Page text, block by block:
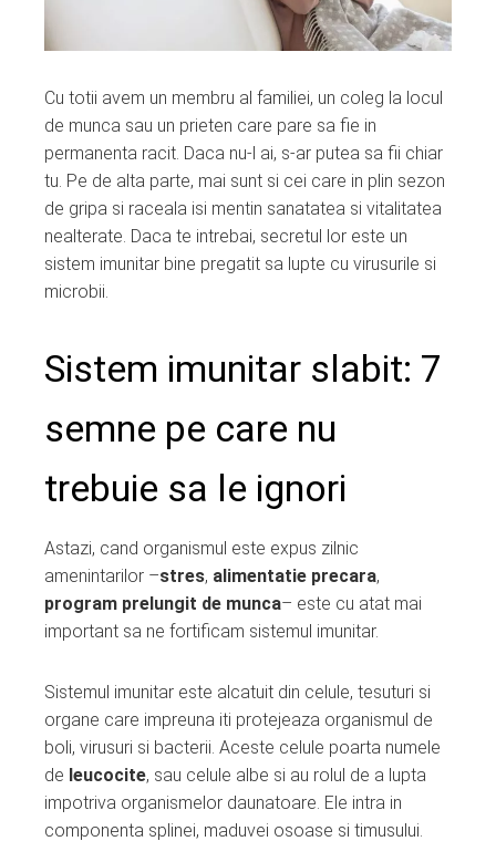
Cu totii avem un membru al familiei, un coleg la locul
de munca sau un prieten care pare sa fie in
permanenta racit. Daca nu-l ai, s-ar putea sa fii chiar
tu. Pe de alta parte, mai sunt si cei care in plin sezon
de gripa si raceala isi mentin sanatatea si vitalitatea
nealterate. Daca te intrebai, secretul lor este un
sistem imunitar bine pregatit sa lupte cu virusurile si
microbii.
Sistem imunitar slabit: 7
semne pe care nu
trebuie sa le ignori
Astazi, cand organismul este expus zilnic
amenintarilor –stres, alimentatie precara,
program prelungit de munca– este cu atat mai
important sa ne fortificam sistemul imunitar.
Sistemul imunitar este alcatuit din celule, tesuturi si
organe care impreuna iti protejeaza organismul de
boli, virusuri si bacterii. Aceste celule poarta numele
de leucocite, sau celule albe si au rolul de a lupta
impotriva organismelor daunatoare. Ele intra in
componenta splinei, maduvei osoase si timusului.